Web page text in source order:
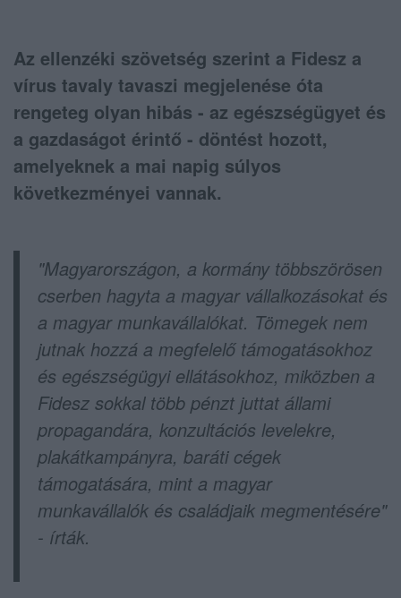
Az ellenzéki szövetség szerint a Fidesz a
vírus tavaly tavaszi megjelenése óta
rengeteg olyan hibás - az egészségügyet és
a gazdaságot érintő - döntést hozott,
amelyeknek a mai napig súlyos
következményei vannak.
"Magyarországon, a kormány többszörösen
cserben hagyta a magyar vállalkozásokat és
a magyar munkavállalókat. Tömegek nem
jutnak hozzá a megfelelő támogatásokhoz
és egészségügyi ellátásokhoz, miközben a
Fidesz sokkal több pénzt juttat állami
propagandára, konzultációs levelekre,
plakátkampányra, baráti cégek
támogatására, mint a magyar
munkavállalók és családjaik megmentésére"
- írták.